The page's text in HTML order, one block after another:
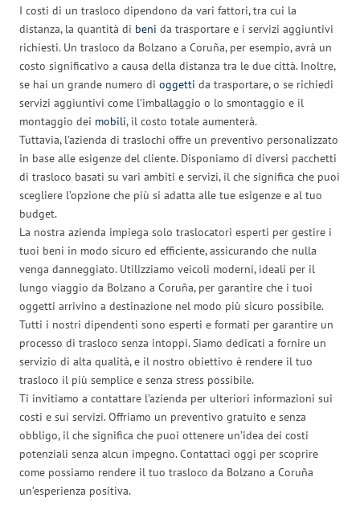
I costi di un trasloco dipendono da vari fattori, tra cui la
distanza, la quantità di beni da trasportare e i servizi aggiuntivi
richiesti. Un trasloco da Bolzano a Coruña, per esempio, avrà un
costo significativo a causa della distanza tra le due città. Inoltre,
se hai un grande numero di oggetti da trasportare, o se richiedi
servizi aggiuntivi come l’imballaggio o lo smontaggio e il
montaggio dei mobili, il costo totale aumenterà.
Tuttavia, l’azienda di traslochi offre un preventivo personalizzato
in base alle esigenze del cliente. Disponiamo di diversi pacchetti
di trasloco basati su vari ambiti e servizi, il che significa che puoi
scegliere l’opzione che più si adatta alle tue esigenze e al tuo
budget.
La nostra azienda impiega solo traslocatori esperti per gestire i
tuoi beni in modo sicuro ed efficiente, assicurando che nulla
venga danneggiato. Utilizziamo veicoli moderni, ideali per il
lungo viaggio da Bolzano a Coruña, per garantire che i tuoi
oggetti arrivino a destinazione nel modo più sicuro possibile.
Tutti i nostri dipendenti sono esperti e formati per garantire un
processo di trasloco senza intoppi. Siamo dedicati a fornire un
servizio di alta qualità, e il nostro obiettivo è rendere il tuo
trasloco il più semplice e senza stress possibile.
Ti invitiamo a contattare l’azienda per ulteriori informazioni sui
costi e sui servizi. Offriamo un preventivo gratuito e senza
obbligo, il che significa che puoi ottenere un’idea dei costi
potenziali senza alcun impegno. Contattaci oggi per scoprire
come possiamo rendere il tuo trasloco da Bolzano a Coruña
un’esperienza positiva.